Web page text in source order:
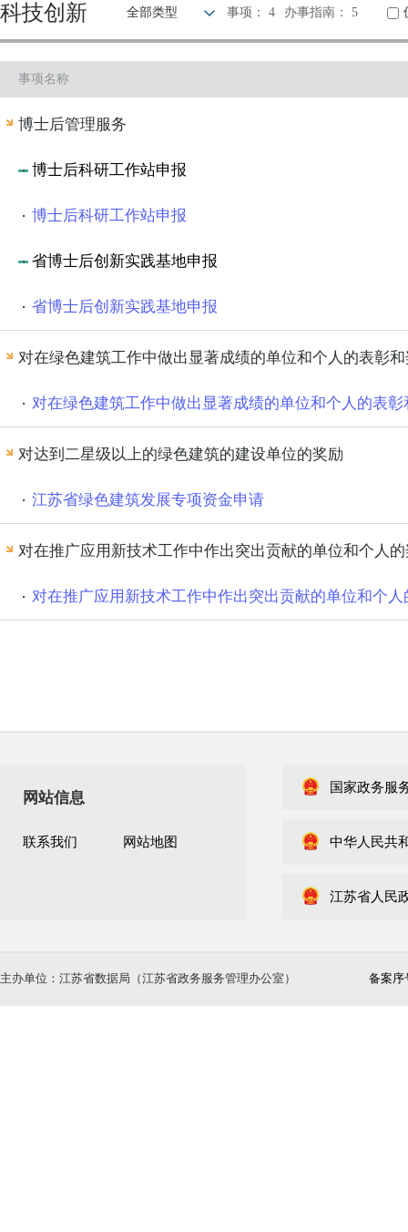
公安消防 司法公证
科技创新 全部类型 事项： 4 办事指南： 5
事项名称
博士后管理服务
博士后科研工作站申报
博士后科研工作站申报
省博士后创新实践基地申报
省博士后创新实践基地申报
对在绿色建筑工作中做出显著成绩的单位和个人的表彰
对在绿色建筑工作中做出显著成绩的单位和个人的表彰
对达到二星级以上的绿色建筑的建设单位的奖励
江苏省绿色建筑发展专项资金申请
对在推广应用新技术工作中作出突出贡献的单位和个人
对在推广应用新技术工作中作出突出贡献的单位和个人
网站信息
联系我们 网站地图
国家政务服
中华人民共
江苏省人民
主办单位：江苏省数据局（江苏省政务服务管理办公室） 备案序